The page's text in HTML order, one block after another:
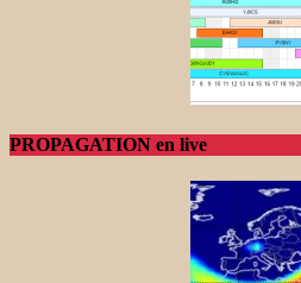
PROPAGATION en live